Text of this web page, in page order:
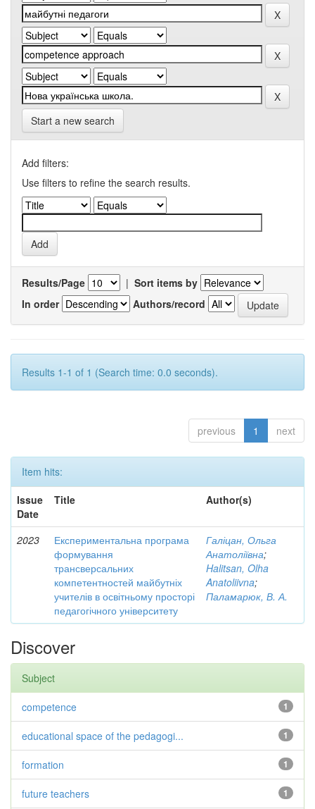
Start a new search
Add filters:
Use filters to refine the search results.
Results/Page | Sort items by
In order
Authors/record
Results 1-1 of 1 (Search time: 0.0 seconds).
previous 1 next
Item hits:
Issue
Date
Title Author(s)
2023
Експериментальна програма
формування
трансверсальних
компетентностей майбутніх
учителів в освітньому просторі
педагогічного університету
Галіцан, Ольга
Анатоліївна;
Halitsan, Olha
Anatoliivna;
Паламарюк, В. А.
Discover
Subject
1
competence
1
educational space of the pedagogi...
1
formation
1
future teachers